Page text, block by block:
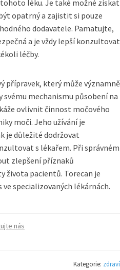
léku. Je také možné získat
opatrný a zajistit si pouze
dodavatele. Pamatujte,
a je vždy lepší konzultovat
léčby.
přípravek, který může významně
mechanismu působení na
ovlivnit činnost močového
moči. Jeho užívání je
je důležité dodržovat
s lékařem. Při správném
zlepšení příznaků
života pacientů. Torecan je
specializovaných lékárnách.
nás
Kategorie: zdraví